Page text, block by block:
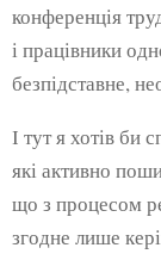
конференція
і працівники
безпідставне,
І тут я хотів би
які активно
що з процесом
згодне лише